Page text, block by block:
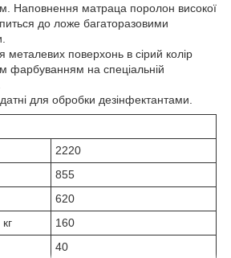
Наповнення матраца поролон високої
до ложе багаторазовими
металевих поверхонь в сірий колір
фарбуванням на спеціальній
для обробки дезінфектантами.
2220
855
620
160
40